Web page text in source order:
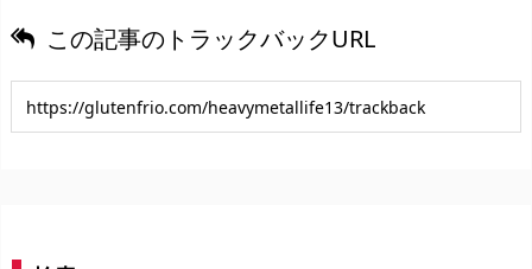
この記事のトラックバックURL